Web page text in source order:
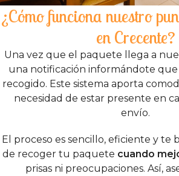
¿Cómo funciona nuestro
en Crecente?
Una vez que el paquete llega a
una notificación informándote que
recogido. Este sistema aporta
necesidad de estar presente en
envío.
El proceso es sencillo, eficiente y te
de recoger tu paquete cuando
prisas ni preocupaciones. Así,